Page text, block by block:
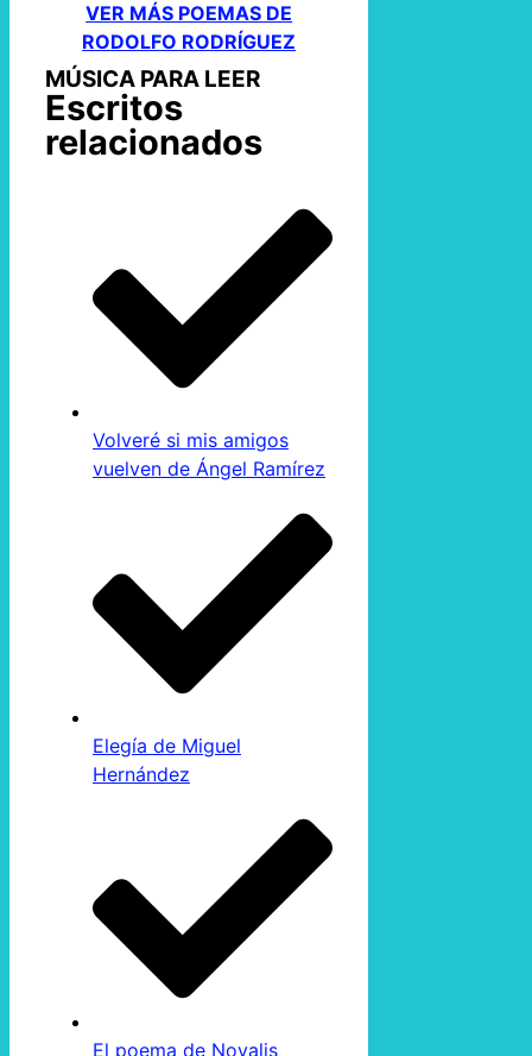
VER MÁS POEMAS DE
RODOLFO RODRÍGUEZ
MÚSICA PARA LEER
Escritos
relacionados
Volveré si mis amigos
vuelven de Ángel Ramírez
Elegía de Miguel
Hernández
El poema de Novalis